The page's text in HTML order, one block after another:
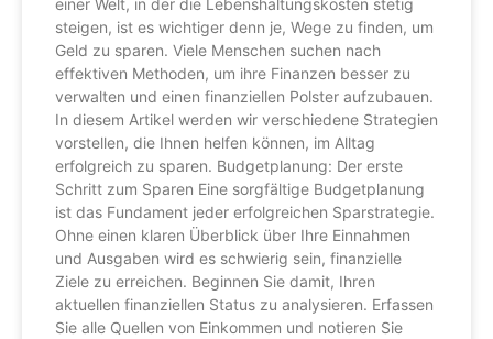
steigen, ist es wichtiger denn je, Wege zu finden, um
Geld zu sparen. Viele Menschen suchen nach
effektiven Methoden, um ihre Finanzen besser zu
verwalten und einen finanziellen Polster aufzubauen.
In diesem Artikel werden wir verschiedene Strategien
vorstellen, die Ihnen helfen können, im Alltag
erfolgreich zu sparen. Budgetplanung: Der erste
Schritt zum Sparen Eine sorgfältige Budgetplanung
ist das Fundament jeder erfolgreichen Sparstrategie.
Ohne einen klaren Überblick über Ihre Einnahmen
und Ausgaben wird es schwierig sein, finanzielle
Ziele zu erreichen. Beginnen Sie damit, Ihren
aktuellen finanziellen Status zu analysieren. Erfassen
Sie alle Quellen von Einkommen und notieren Sie